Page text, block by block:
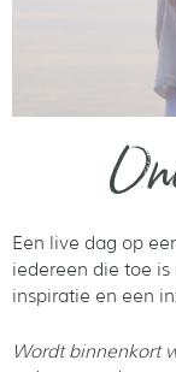
Een live dag op
iedereen die toe
inspiratie en een
Wordt binnenkort